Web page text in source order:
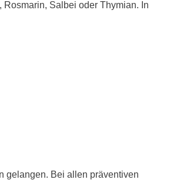
Salbei oder Thymian. In
gelangen. Bei allen präventiven